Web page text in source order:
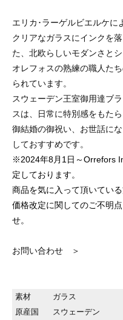
エリカ･ラーゲルビエルケに
クリアなガラスにインクを
た、北欧らしいモダンさと
オレフォスの熟練の職人た
られています。
スウェーデン王室御用達ブ
スは、日常に特別感をもたら
御結婚の御祝い、お世話に
しておすすめです。
※2024年8月1日～Orrefors
定しております。
商品を気に入って頂いてい
価格改定に関してのご不明
せ。
お問い合わせ ＞
素材
ガラス
原産国
スウェーデン